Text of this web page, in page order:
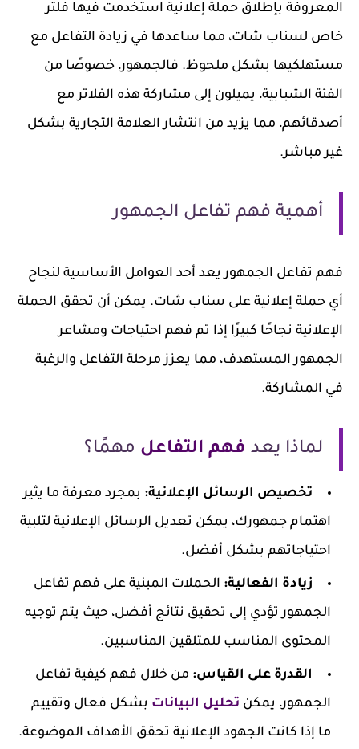
المعروفة بإطلاق حملة إعلانية استخدمت فيها فلتر
خاص لسناب شات، مما ساعدها في زيادة التفاعل مع
مستهلكيها بشكل ملحوظ. فالجمهور، خصوصًا من
الفئة الشبابية، يميلون إلى مشاركة هذه الفلاتر مع
أصدقائهم، مما يزيد من انتشار العلامة التجارية بشكل
غير مباشر.
أهمية فهم تفاعل الجمهور
فهم تفاعل الجمهور يعد أحد العوامل الأساسية لنجاح
أي حملة إعلانية على سناب شات. يمكن أن تحقق الحملة
الإعلانية نجاحًا كبيرًا إذا تم فهم احتياجات ومشاعر
الجمهور المستهدف، مما يعزز مرحلة التفاعل والرغبة
في المشاركة.
لماذا يعد فهم التفاعل مهمًا؟
تخصيص الرسائل الإعلانية: بمجرد معرفة ما يثير
اهتمام جمهورك، يمكن تعديل الرسائل الإعلانية لتلبية
احتياجاتهم بشكل أفضل.
زيادة الفعالية: الحملات المبنية على فهم تفاعل
الجمهور تؤدي إلى تحقيق نتائج أفضل، حيث يتم توجيه
المحتوى المناسب للمتلقين المناسبين.
القدرة على القياس: من خلال فهم كيفية تفاعل
الجمهور، يمكن تحليل البيانات بشكل فعال وتقييم
ما إذا كانت الجهود الإعلانية تحقق الأهداف الموضوعة.